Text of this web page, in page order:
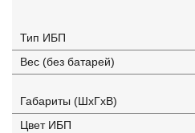
Тип ИБП
Вес (без батарей)
Габариты (ШхГхВ)
Цвет ИБП